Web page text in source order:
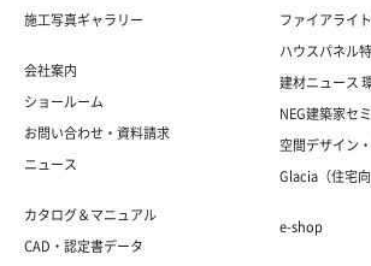
施工写真ギャラリー
会社案内
ショールーム
お問い合わせ・資料請求
ニュース
カタログ＆マニュアル
CAD・認定書データ
ファイアライ
ハウスパネル
建材ニュース
NEG建築家セ
空間デザイン
Glacia（住宅
e-shop